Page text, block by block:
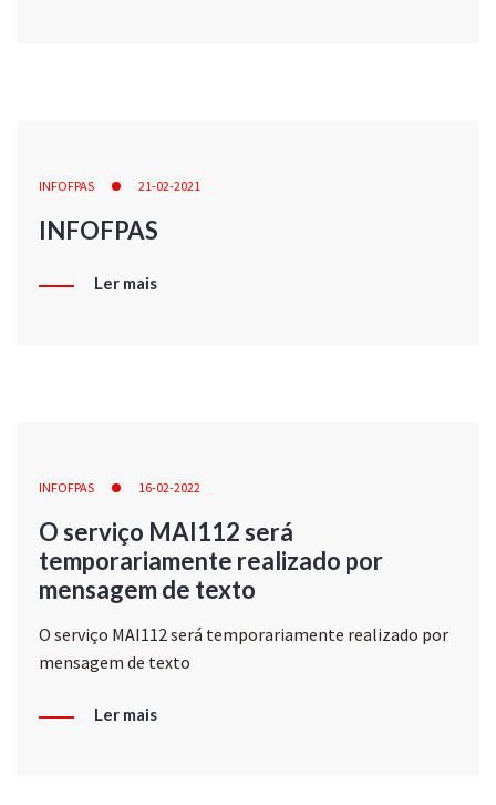
INFOFPAS 21-02-2021
INFOFPAS
Ler mais
INFOFPAS 16-02-2022
O serviço MAI112 será
temporariamente realizado por
mensagem de texto
O serviço MAI112 será temporariamente realizado por
mensagem de texto
Ler mais